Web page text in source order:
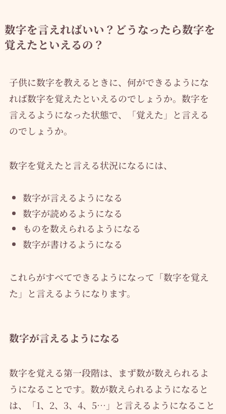
数字を言えればいい？どうなったら数字を
覚えたといえるの？
子供に数字を教えるときに、何ができるようにな
れば数字を覚えたといえるのでしょうか。数字を
言えるようになった状態で、「覚えた」と言える
のでしょうか。
数字を覚えたと言える状況になるには、
数字が言えるようになる
数字が読めるようになる
ものを数えられるようになる
数字が書けるようになる
これらがすべてできるようになって「数字を覚え
た」と言えるようになります。
数字が言えるようになる
数字を覚える第一段階は、まず数が数えられるよ
うになることです。数が数えられるようになると
は、「1、2、3、4、5…」と言えるようになること